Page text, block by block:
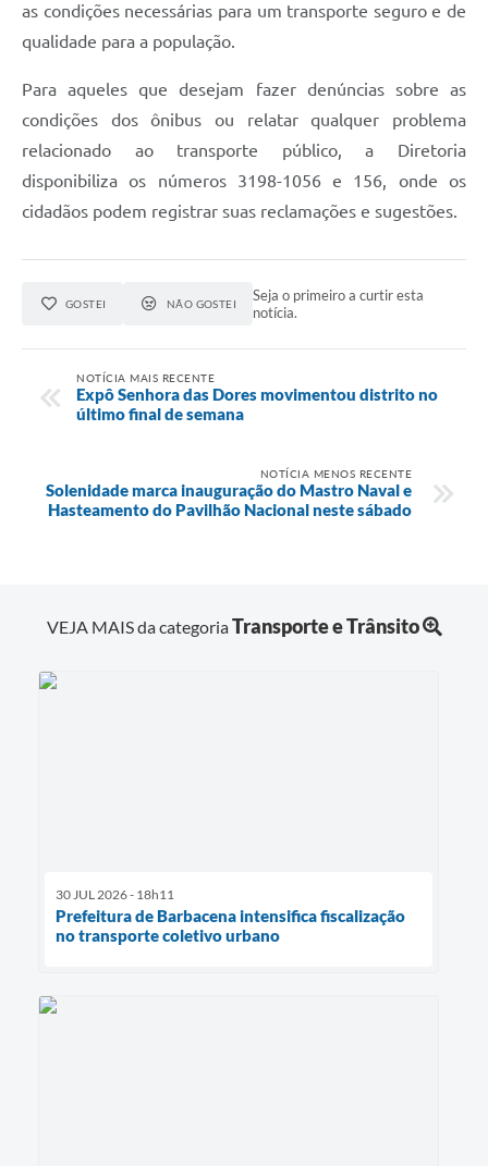
as condições necessárias para um transporte seguro e de
qualidade para a população.
Para aqueles que desejam fazer denúncias sobre as
condições dos ônibus ou relatar qualquer problema
relacionado ao transporte público, a Diretoria
disponibiliza os números 3198-1056 e 156, onde os
cidadãos podem registrar suas reclamações e sugestões.
GOSTEI NÃO GOSTEI
Seja o primeiro a curtir esta
notícia.
NOTÍCIA MAIS RECENTE
Expô Senhora das Dores movimentou distrito no
último final de semana
NOTÍCIA MENOS RECENTE
Solenidade marca inauguração do Mastro Naval e
Hasteamento do Pavilhão Nacional neste sábado
VEJA MAIS da categoriaTransporte e Trânsito
30 JUL 2026 - 18h11
Prefeitura de Barbacena intensifica fiscalização
no transporte coletivo urbano